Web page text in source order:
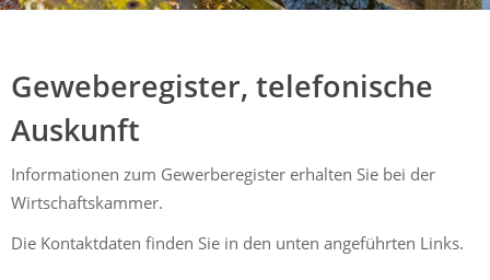
Geweberegister, telefonische
Auskunft
Informationen zum Gewerberegister erhalten Sie bei der
Wirtschaftskammer.
Die Kontaktdaten finden Sie in den unten angeführten Links.